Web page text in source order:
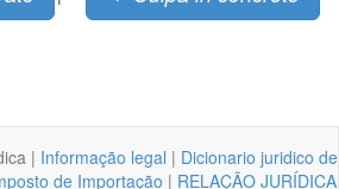
| Informação legal | Dicionario juridico de
de Importação | RELAÇÃO JURÍDICA